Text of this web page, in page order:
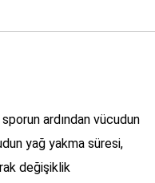
ardından vücudun
yağ yakma süresi,
değişiklik